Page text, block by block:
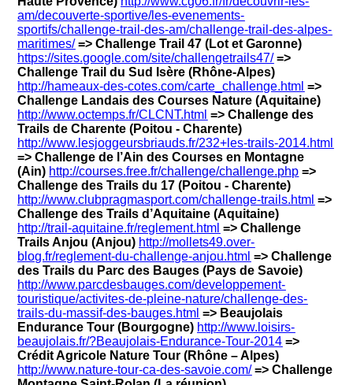
am/decouverte-sportive/les-evenements-
sportifs/challenge-trail-des-am/challenge-trail-des-alpes-
maritimes/ => Challenge Trail 47 (Lot et Garonne)
https://sites.google.com/site/challengetrails47/ =>
Challenge Trail du Sud Isère (Rhône-Alpes)
http://hameaux-des-cotes.com/carte_challenge.html =>
Challenge Landais des Courses Nature (Aquitaine)
http://www.octemps.fr/CLCNT.html => Challenge des
Trails de Charente (Poitou - Charente)
http://www.lesjoggeursbriauds.fr/232+les-trails-2014.html
=> Challenge de l’Ain des Courses en Montagne
(Ain) http://courses.free.fr/challenge/challenge.php =>
Challenge des Trails du 17 (Poitou - Charente)
http://www.clubpragmasport.com/challenge-trails.html =>
Challenge des Trails d’Aquitaine (Aquitaine)
http://trail-aquitaine.fr/reglement.html => Challenge
Trails Anjou (Anjou) http://mollets49.over-
blog.fr/reglement-du-challenge-anjou.html => Challenge
des Trails du Parc des Bauges (Pays de Savoie)
http://www.parcdesbauges.com/developpement-
touristique/activites-de-pleine-nature/challenge-des-
trails-du-massif-des-bauges.html => Beaujolais
Endurance Tour (Bourgogne) http://www.loisirs-
beaujolais.fr/?Beaujolais-Endurance-Tour-2014 =>
Crédit Agricole Nature Tour (Rhône – Alpes)
http://www.nature-tour-ca-des-savoie.com/ => Challenge